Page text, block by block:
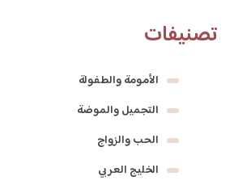
تصنيفات
الأمومة والطفولة
التجميل والموضة
الحب والزواج
الخليج العربي